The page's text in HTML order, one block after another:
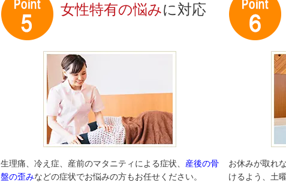
女性特有の悩みに対応
生理痛、冷え症、産前のマタニティによる症状、 産後の骨
盤の歪みなどの症状でお悩みの方もお任せください。
お休みが取れ
けるよう、土